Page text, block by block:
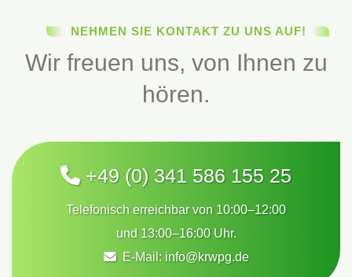
NEHMEN SIE KONTAKT ZU UNS AUF!
Wir freuen uns, von Ihnen zu
hören.
+49 (0) 341 586 155 25
Telefonisch erreichbar von 10:00–12:00
und 13:00–16:00 Uhr.
E-Mail: info@krwpg.de